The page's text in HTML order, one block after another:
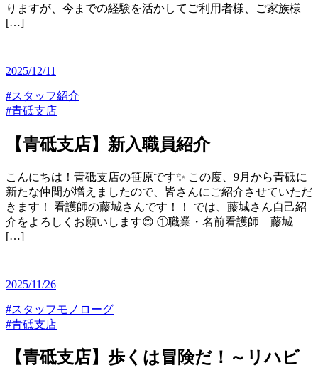
りますが、今までの経験を活かしてご利用者様、ご家族様
[…]
2025/12/11
#スタッフ紹介
#青砥支店
【青砥支店】新入職員紹介
こんにちは！青砥支店の笹原です✨ この度、9月から青砥に
新たな仲間が増えましたので、皆さんにご紹介させていただ
きます！ 看護師の藤城さんです！！ では、藤城さん自己紹
介をよろしくお願いします😊 ①職業・名前看護師 藤城
[…]
2025/11/26
#スタッフモノローグ
#青砥支店
【青砥支店】歩くは冒険だ！～リハビ